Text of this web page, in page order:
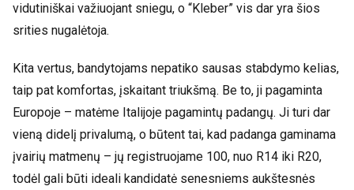
vidutiniškai važiuojant sniegu, o “Kleber” vis dar yra šios
srities nugalėtoja.
Kita vertus, bandytojams nepatiko sausas stabdymo kelias,
taip pat komfortas, įskaitant triukšmą. Be to, ji pagaminta
Europoje – matėme Italijoje pagamintų padangų. Ji turi dar
vieną didelį privalumą, o būtent tai, kad padanga gaminama
įvairių matmenų – jų registruojame 100, nuo R14 iki R20,
todėl gali būti ideali kandidatė senesniems aukštesnės